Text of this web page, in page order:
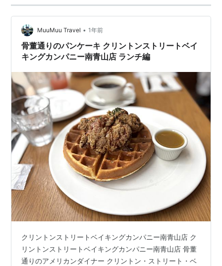
MuuMuu Travel • 1年前
骨董通りのパンケーキ クリントンストリートベイ
キングカンパニー南青山店 ランチ編
クリントンストリートベイキングカンパニー南青山店 ク
リントンストリートベイキングカンパニー南青山店 骨董
通りのアメリカンダイナー クリントン・ストリート・ベ